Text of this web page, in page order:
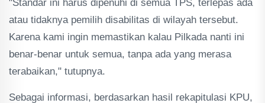
"Standar ini harus dipenuhi di semua TPS, terlepas ada
atau tidaknya pemilih disabilitas di wilayah tersebut.
Karena kami ingin memastikan kalau Pilkada nanti ini
benar-benar untuk semua, tanpa ada yang merasa
terabaikan," tutupnya.
Sebagai informasi, berdasarkan hasil rekapitulasi KPU,